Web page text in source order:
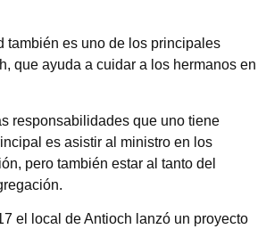
también es uno de los principales
que ayuda a cuidar a los hermanos en
responsabilidades que uno tiene
es asistir al ministro en los
pero también estar al tanto del
el local de Antioch lanzó un proyecto